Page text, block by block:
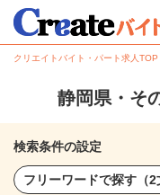
クリエイトバイト・パート求人TOP
静岡県・そ
検索条件の設定